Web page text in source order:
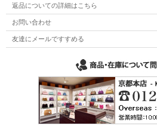
返品についての詳細はこちら
お問い合わせ
友達にメールですすめる